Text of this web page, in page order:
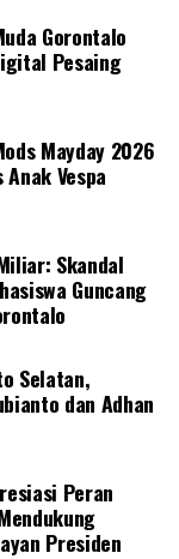
yang
aktif
kondusivitas
di
aktivitas
ke pihak
PETI di
Gorontalo
Pesaing
Mayday 2026
Vespa
Skandal
Guncang
Selatan,
dan Adhan
Peran
Presiden